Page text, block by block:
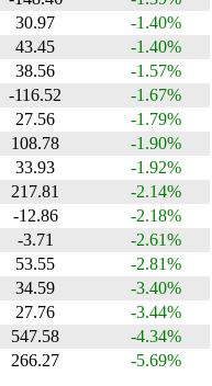
30.97
-1.40%
43.45
-1.40%
38.56
-1.57%
-116.52
-1.67%
27.56
-1.79%
108.78
-1.90%
33.93
-1.92%
217.81
-2.14%
-12.86
-2.18%
-3.71
-2.61%
53.55
-2.81%
34.59
-3.40%
27.76
-3.44%
547.58
-4.34%
266.27 -5.69%